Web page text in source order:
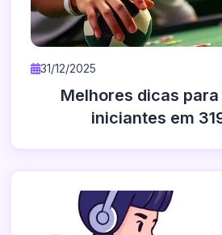
31/12/2025
Melhores dicas
iniciantes em